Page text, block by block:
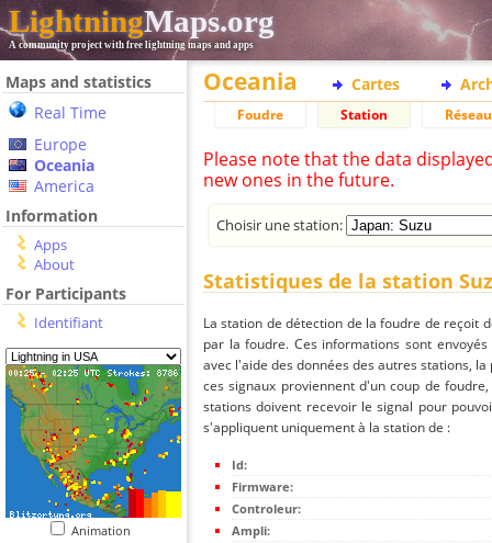
LightningMaps.org
A community project with free lightning maps and apps
Maps and statistics
Real Time
Europe
Oceania
America
Information
Apps
About
For Participants
Identifiant
Animation
Oceania Cartes
Foudre Station Réseau
Please note that the data
new ones in the future.
Choisir une station:
Statistiques de la station
La station de détection de la foudre de reçoit
par la foudre. Ces informations sont
avec l'aide des données des autres stations,
ces signaux proviennent d'un coup de
stations doivent recevoir le signal pour
s'appliquent uniquement à la station de :
Id:
Firmware:
Controleur:
Ampli: